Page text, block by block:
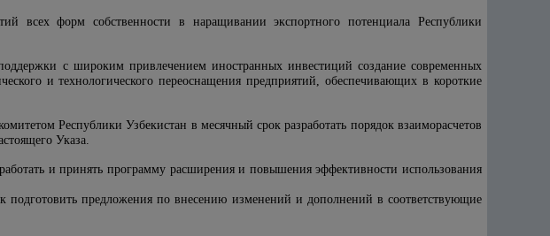
всех форм собственности в наращивании экспортного потенциала Республики
с широким привлечением иностранных инвестиций создание современных
и технологического переоснащения предприятий, обеспечивающих в короткие
Республики Узбекистан в месячный срок разработать порядок взаиморасчетов
Указа.
и принять программу расширения и повышения эффективности использования
предложения по внесению изменений и дополнений в соответствующие